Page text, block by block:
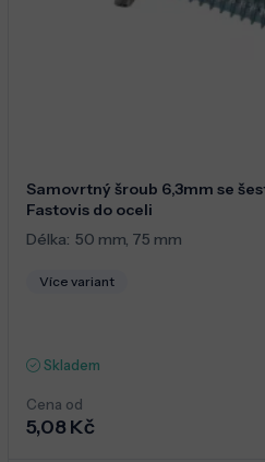
Samovrtný šroub 6,3mm se
Fastovis do oceli
Délka: 50 mm, 75 mm
Více variant
Skladem
Cena od
5,08 Kč